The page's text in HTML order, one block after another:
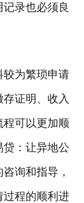
录也必须良
较为繁琐申请
证明、收入
可以更加顺
：让异地公
询和指导，
过程的顺利进